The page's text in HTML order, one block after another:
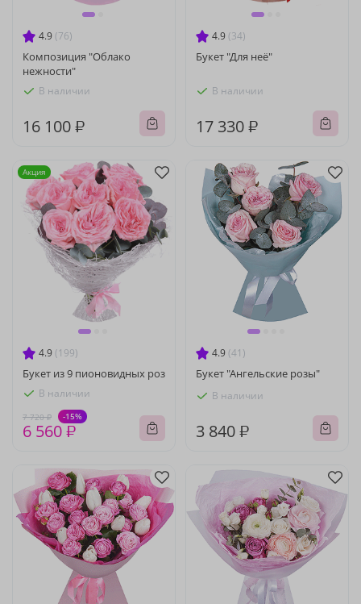
4.9 (76)
Композиция "Облако
нежности"
В наличии
16 100 ₽
4.9 (34)
Букет "Для неё"
В наличии
17 330 ₽
4.9 (199)
Букет из 9 пионовидных роз
В наличии
7 720 ₽ -15%
6 560 ₽
Акция
4.9 (41)
Букет "Ангельские розы"
В наличии
3 840 ₽